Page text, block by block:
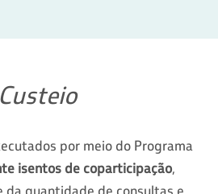
Custeio
por meio do Programa
isentos de coparticipação,